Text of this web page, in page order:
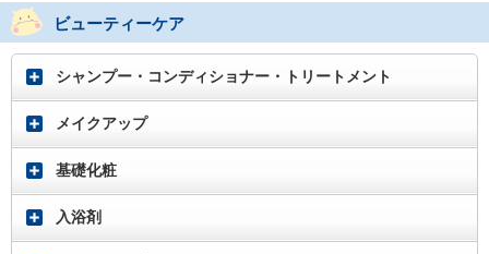
ビューティーケア
シャンプー・コンディショナー・トリートメント
メイクアップ
基礎化粧
入浴剤